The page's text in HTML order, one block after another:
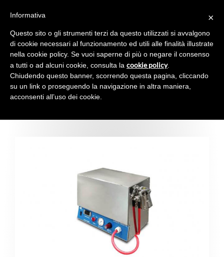
SPRAY GELATINA
×
Informativa
Questo sito o gli strumenti terzi da questo utilizzati si avvalgono
di cookie necessari al funzionamento ed utili alle finalità illustrate
nella cookie policy. Se vuoi saperne di più o negare il consenso
a tutti o ad alcuni cookie, consulta la cookie policy.
Chiudendo questo banner, scorrendo questa pagina, cliccando
su un link o proseguendo la navigazione in altra maniera,
acconsenti all’uso dei cookie.